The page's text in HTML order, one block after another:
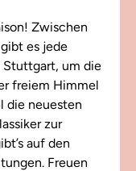
Zwischen
es jede
Stuttgart, um die
freiem Himmel
die neuesten
zur
auf den
Freuen